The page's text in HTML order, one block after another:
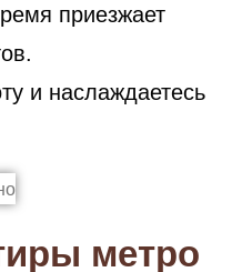
приезжает
и наслаждаетесь
метро